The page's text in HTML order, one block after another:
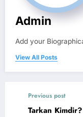
Admin
Add your
View All Posts
Previous post
Tarkan Kimdir?